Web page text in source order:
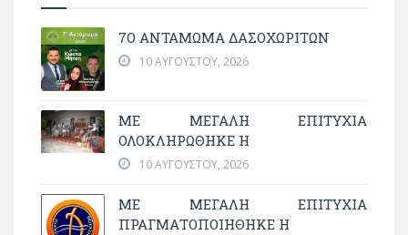
7Ο ΑΝΤΆΜΩΜΑ ΔΑΣΟΧΩΡΙΤΏΝ
10 ΑΥΓΟΎΣΤΟΥ, 2026
ΜΕ ΜΕΓΆΛΗ ΕΠΙΤΥΧΊΑ
ΟΛΟΚΛΗΡΏΘΗΚΕ Η
10 ΑΥΓΟΎΣΤΟΥ, 2026
ΜΕ ΜΕΓΆΛΗ ΕΠΙΤΥΧΊΑ
ΠΡΑΓΜΑΤΟΠΟΙΉΘΗΚΕ Η